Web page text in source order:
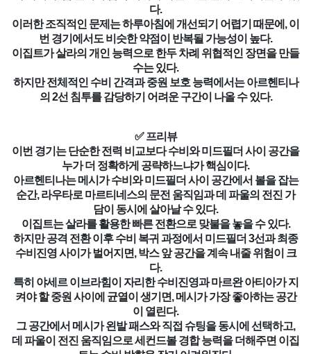
다.
이러한 조직적인 문제는 하루아침에 개선되기 어렵기 때문에, 이
번 경기에서도 비슷한 약점이 반복될 가능성이 높다.
이집트가 살라의 개인 능력으로 한두 차례 위협적인 장면을 만들
수는 있다.
하지만 전체적인 수비 간격과 중원 보호 능력에서는 아르헨티나
의 2선 침투를 감당하기 어려운 구간이 나올 수 있다.
✅ 프리뷰
이번 경기는 단순한 전력 비교보다 수비와 미드필더 사이 공간을
누가 더 정확하게 공략하느냐가 핵심이다.
아르헨티나는 메시가 수비와 미드필더 사이 공간에서 볼을 잡는
순간, 라우타로 마르티네스의 문전 움직임과 데 파울의 전진 가
담이 동시에 살아날 수 있다.
이집트는 살라를 활용한 빠른 전환으로 맞불을 놓을 수 있다.
하지만 공격 전환 이후 수비 복귀 과정에서 미드필더 3선과 최종
수비진영 사이가 벌어지면, 박스 앞 공간을 계속 내줄 위험이 크
다.
특히 야세르 이브라힘이 자리한 수비진영과 마르완 아티아가 지
켜야 할 중원 사이에 균열이 생기면, 메시가 가장 좋아하는 공간
이 열린다.
그 공간에서 메시가 왼발 패스와 직접 슈팅을 동시에 선택하고,
데 파울이 전진 움직임으로 세컨드볼 경합 능력을 더해주면 이집